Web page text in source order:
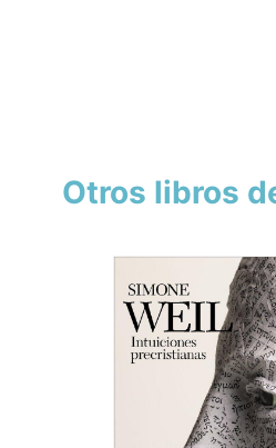
Otros libros